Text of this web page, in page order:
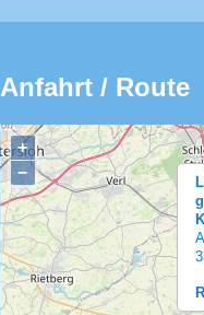
Anfahrt / Route
+
−